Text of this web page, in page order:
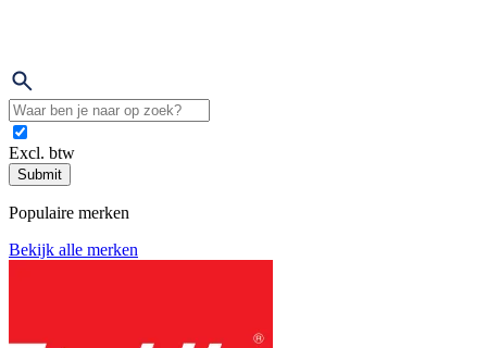
Excl. btw
Submit
Populaire merken
Bekijk alle merken